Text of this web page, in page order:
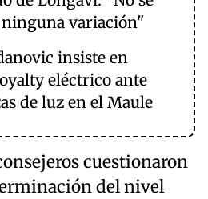
ninguna variación"
insiste en
eléctrico ante
de luz en el Maule
cuestionaron
del nivel